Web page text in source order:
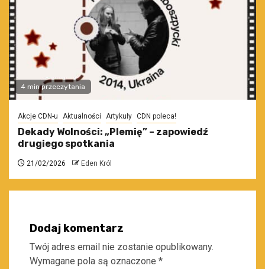
4 min przeczytania
Akcje CDN-u Aktualności Artykuły CDN poleca!
Dekady Wolności: „Plemię” – zapowiedź
drugiego spotkania
21/02/2026 Eden Król
Dodaj komentarz
Twój adres email nie zostanie opublikowany.
Wymagane pola są oznaczone *